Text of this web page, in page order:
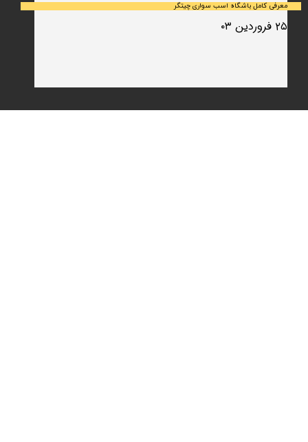
معرفی کامل باشگاه اسب سواری چیتگر
۲۵ فروردین ۰۳